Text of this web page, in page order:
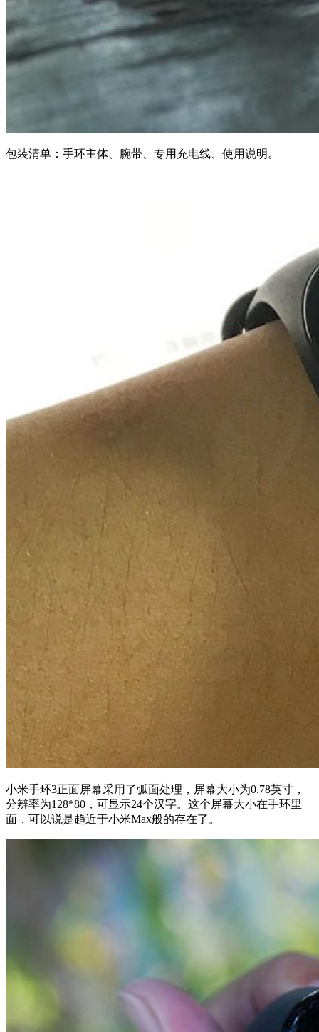
包装清单：手环主体、腕带、专用充电线、使用说明。
小米手环3正面屏幕采用了弧面处理，屏幕大小为0.78英寸，
分辨率为128*80，可显示24个汉字。这个屏幕大小在手环里
面，可以说是趋近于小米Max般的存在了。